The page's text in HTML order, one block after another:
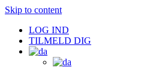
Skip to content
LOG IND
TILMELD DIG